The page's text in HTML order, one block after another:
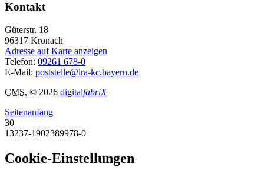
Kontakt
Güterstr. 18
96317 Kronach
Adresse auf Karte anzeigen
Telefon: 09261 678-0
E-Mail: poststelle@lra-kc.bayern.de
CMS, © 2026 digitalfabriX
Seitenanfang
30
13237-1902389978-0
Cookie-Einstellungen